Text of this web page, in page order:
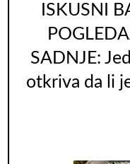
ISKUSNI
SADNJE:
otkriva da li